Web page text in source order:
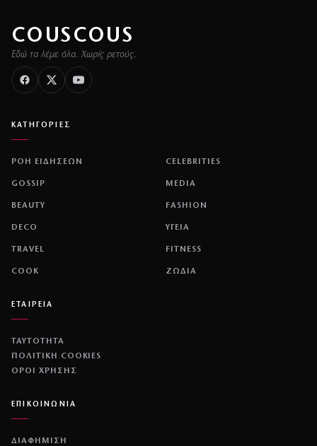
COUSCOUS
Εδώ τα λέμε όλα. Χωρίς ρετούς.
ΚΑΤΗΓΟΡΙΕΣ
ΡΟΗ ΕΙΔΗΣΕΩΝ CELEBRITIES
GOSSIP MEDIA
BEAUTY FASHION
DECO ΥΓΕΙΑ
TRAVEL FITNESS
COOK ΖΩΔΙΑ
ΕΤΑΙΡΕΙΑ
ΤΑΥΤΟΤΗΤΑ
ΠΟΛΙΤΙΚΉ COOKIES
ΌΡΟΙ ΧΡΉΣΗΣ
ΕΠΙΚΟΙΝΩΝΙΑ
ΔΙΑΦΗΜΙΣΗ